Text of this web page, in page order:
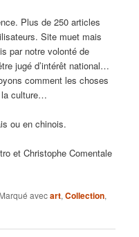
Plus de 250 articles
Site muet mais
par notre volonté de
jugé d’intérêt national…
comment les choses
la culture…
ou en chinois.
et Christophe Comentale
Marqué avecart,Collection,